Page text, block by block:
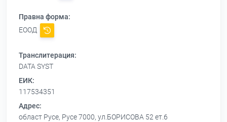
Правна форма:
ЕООД
Транслитерация:
DATA SYST
ЕИК:
117534351
Адрес:
област Русе, Русе 7000, ул.БОРИСОВА 52 ет.6